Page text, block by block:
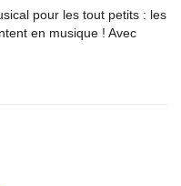
pour les tout petits : les
en musique ! Avec